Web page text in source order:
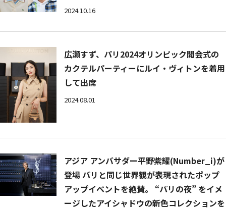
2024.10.16
広瀬すず、パリ2024オリンピック開会式の
カクテルパーティーにルイ・ヴィトンを着用
して出席
2024.08.01
アジア アンバサダー平野紫耀(Number_i)が
登場 パリと同じ世界観が表現されたポップ
アップイベントを絶賛。 “パリの夜” をイメ
ージしたアイシャドウの新色コレクションを